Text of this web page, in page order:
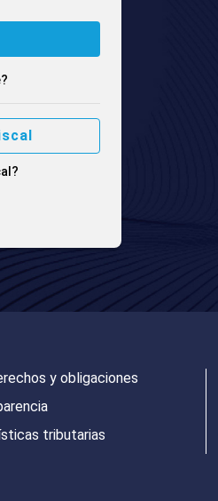
y obligaciones
tributarias